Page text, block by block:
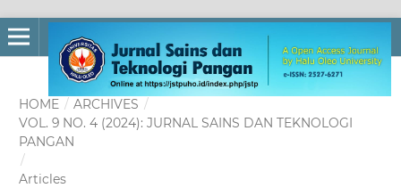
HOME / ARCHIVES /
VOL. 9 NO. 4 (2024): JURNAL SAINS DAN TEKNOLOGI
PANGAN
/
Articles